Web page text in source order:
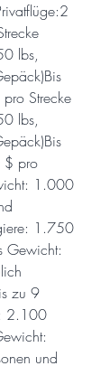
lbs,
Strecke
lbs,
$ pro
1.000
1.750
Gewicht:
zu 9
2.100
und